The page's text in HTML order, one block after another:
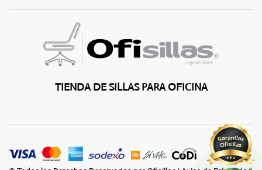
TIENDA DE SILLAS PARA OFICINA